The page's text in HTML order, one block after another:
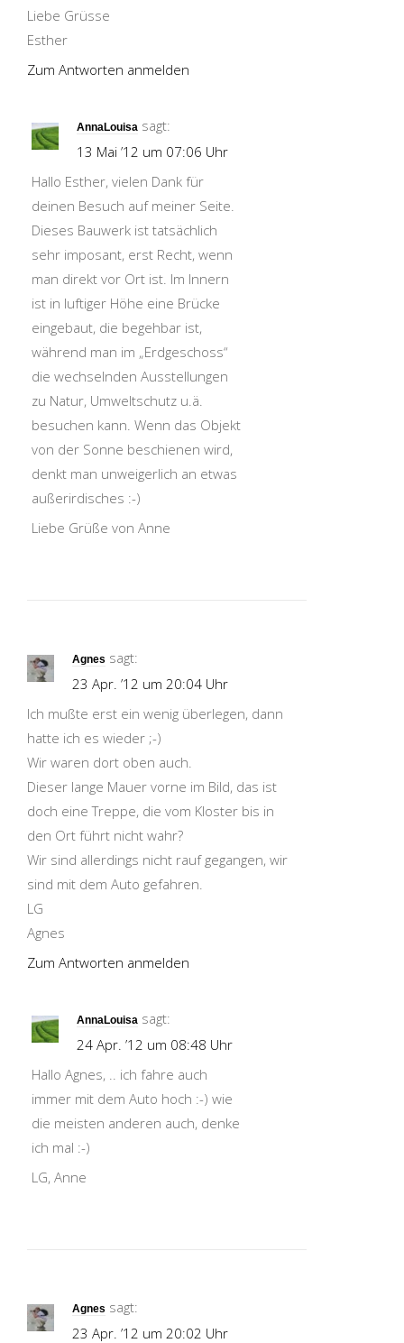
Liebe Grüsse
Esther
Zum Antworten anmelden
AnnaLouisa sagt:
13 Mai ’12 um 07:06 Uhr
Hallo Esther, vielen Dank für
deinen Besuch auf meiner Seite.
Dieses Bauwerk ist tatsächlich
sehr imposant, erst Recht, wenn
man direkt vor Ort ist. Im Innern
ist in luftiger Höhe eine Brücke
eingebaut, die begehbar ist,
während man im „Erdgeschoss“
die wechselnden Ausstellungen
zu Natur, Umweltschutz u.ä.
besuchen kann. Wenn das Objekt
von der Sonne beschienen wird,
denkt man unweigerlich an etwas
außerirdisches :-)
Liebe Grüße von Anne
Agnes sagt:
23 Apr. ’12 um 20:04 Uhr
Ich mußte erst ein wenig überlegen, dann
hatte ich es wieder ;-)
Wir waren dort oben auch.
Dieser lange Mauer vorne im Bild, das ist
doch eine Treppe, die vom Kloster bis in
den Ort führt nicht wahr?
Wir sind allerdings nicht rauf gegangen, wir
sind mit dem Auto gefahren.
LG
Agnes
Zum Antworten anmelden
AnnaLouisa sagt:
24 Apr. ’12 um 08:48 Uhr
Hallo Agnes, .. ich fahre auch
immer mit dem Auto hoch :-) wie
die meisten anderen auch, denke
ich mal :-)
LG, Anne
Agnes sagt:
23 Apr. ’12 um 20:02 Uhr